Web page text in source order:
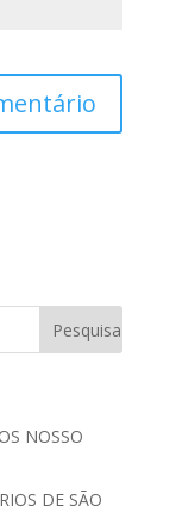
NOSSO
DE SÃO